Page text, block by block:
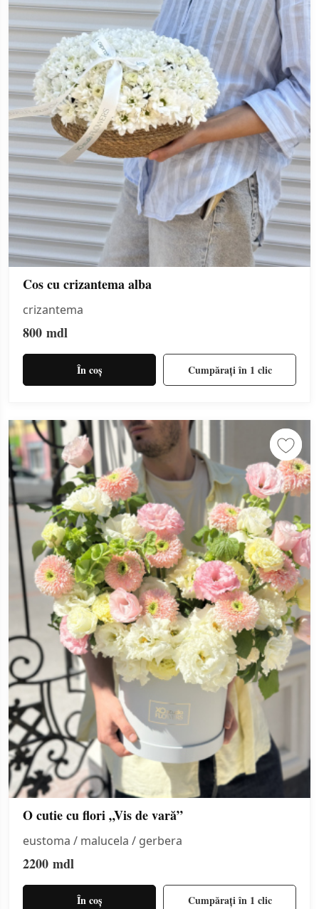
Cos cu crizantema alba
crizantema
800 mdl
În coș Cumpărați în 1 clic
O cutie cu flori „Vis de vară”
eustoma / malucela / gerbera
2200 mdl
În coș Cumpărați în 1 clic